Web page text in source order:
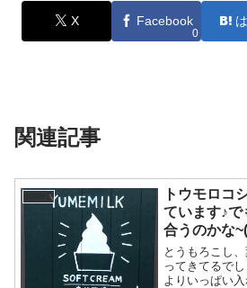
X Facebook
0
関連記事
NEWS
トウモロコ
ています♪で
合うのかな
とうもろこし
ってきてるで
よりいっぱい